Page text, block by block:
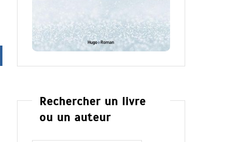
Rechercher un livre
ou un auteur